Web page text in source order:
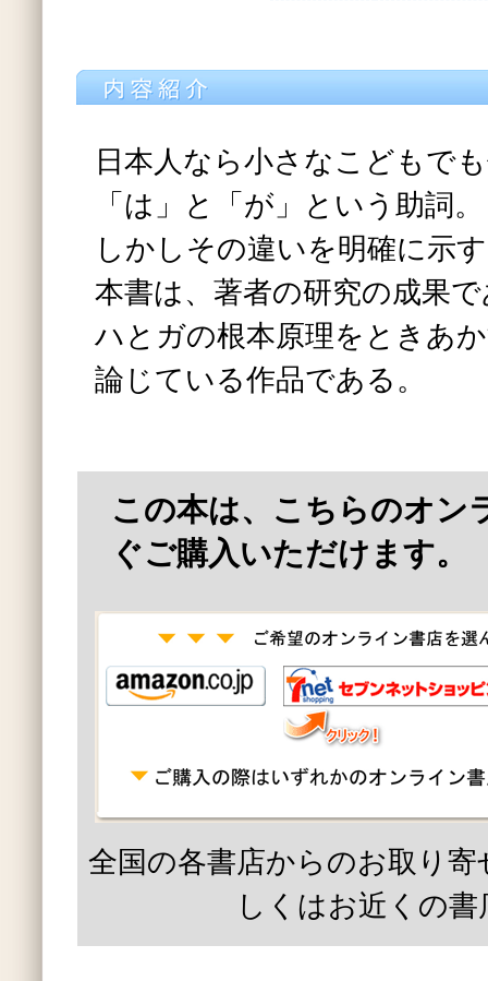
日本人なら小さなこどもで
「は」と「が」という助詞。
しかしその違いを明確に示
本書は、著者の研究の成果
ハとガの根本原理をときあ
論じている作品である。
この本は、こちらのオン
ぐご購入いただけます。
全国の各書店からのお取り
しくはお近くの書